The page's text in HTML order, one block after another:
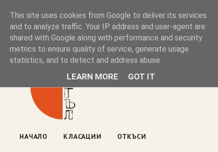
Книжен ъгъл
Блог на книжарницата — класации, откъси, нови книги
ул. „Оборище" 117, София· пон–пет 10:00–19:00 ·
НАЧАЛО КЛАСАЦИИ ОТКЪСИ
This site uses cookies from Google to deliver its services
and to analyze traffic. Your IP address and user-agent are
shared with Google along with performance and security
metrics to ensure quality of service, generate usage
statistics, and to detect and address abuse.
LEARN MORE GOT IT